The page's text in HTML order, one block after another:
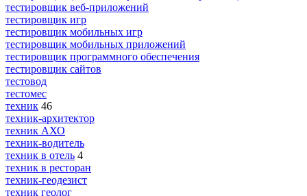
тестировщик веб-приложений
тестировщик игр
тестировщик мобильных игр
тестировщик мобильных приложений
тестировщик программного обеспечения
тестировщик сайтов
тестовод
тестомес
техник 46
техник-архитектор
техник АХО
техник-водитель
техник в отель 4
техник в ресторан
техник-геодезист
техник геолог